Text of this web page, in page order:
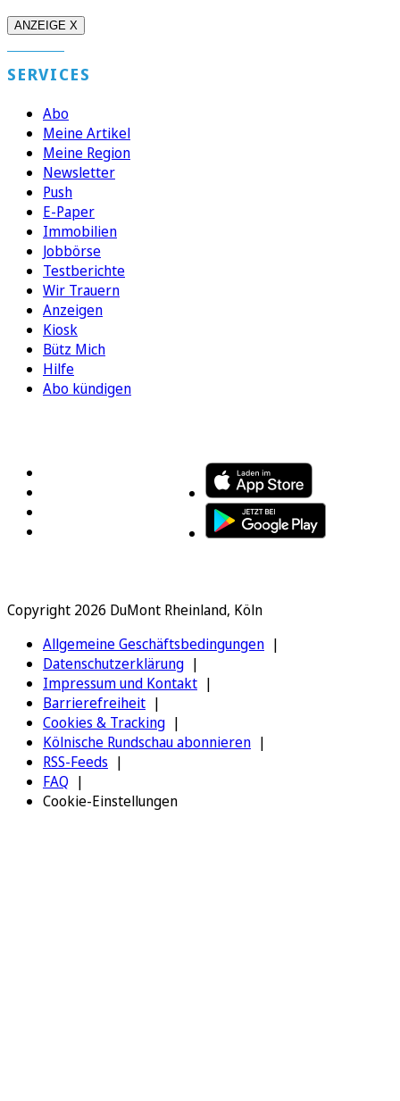
ANZEIGE X
SERVICES
Abo
Meine Artikel
Meine Region
Newsletter
Push
E-Paper
Immobilien
Jobbörse
Testberichte
Wir Trauern
Anzeigen
Kiosk
Bütz Mich
Hilfe
Abo kündigen
Copyright 2026 DuMont Rheinland, Köln
Allgemeine Geschäftsbedingungen
Datenschutzerklärung
Impressum und Kontakt
Barrierefreiheit
Cookies & Tracking
Kölnische Rundschau abonnieren
RSS-Feeds
FAQ
Cookie-Einstellungen